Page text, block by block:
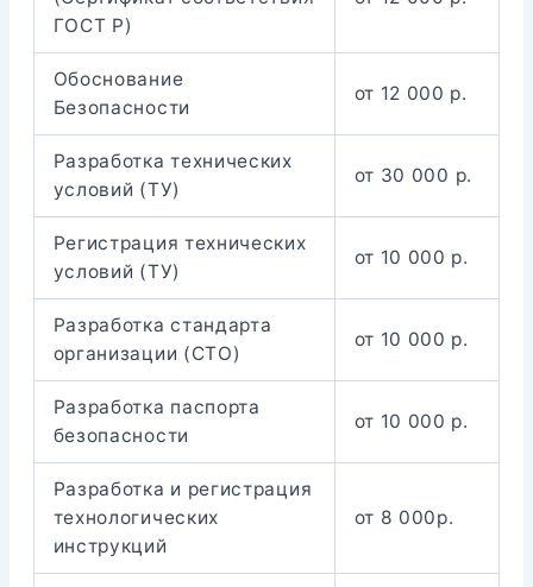
ГОСТ Р)
Обоснование
Безопасности
от 12 000 р.
Разработка технических
условий (ТУ)
от 30 000 р.
Регистрация технических
условий (ТУ)
от 10 000 р.
Разработка стандарта
организации (СТО)
от 10 000 р.
Разработка паспорта
безопасности
от 10 000 р.
Разработка и регистрация
технологических
инструкций
от 8 000р.